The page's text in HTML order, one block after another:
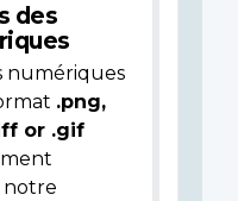
des
numériques
.png,
or .gif
notre